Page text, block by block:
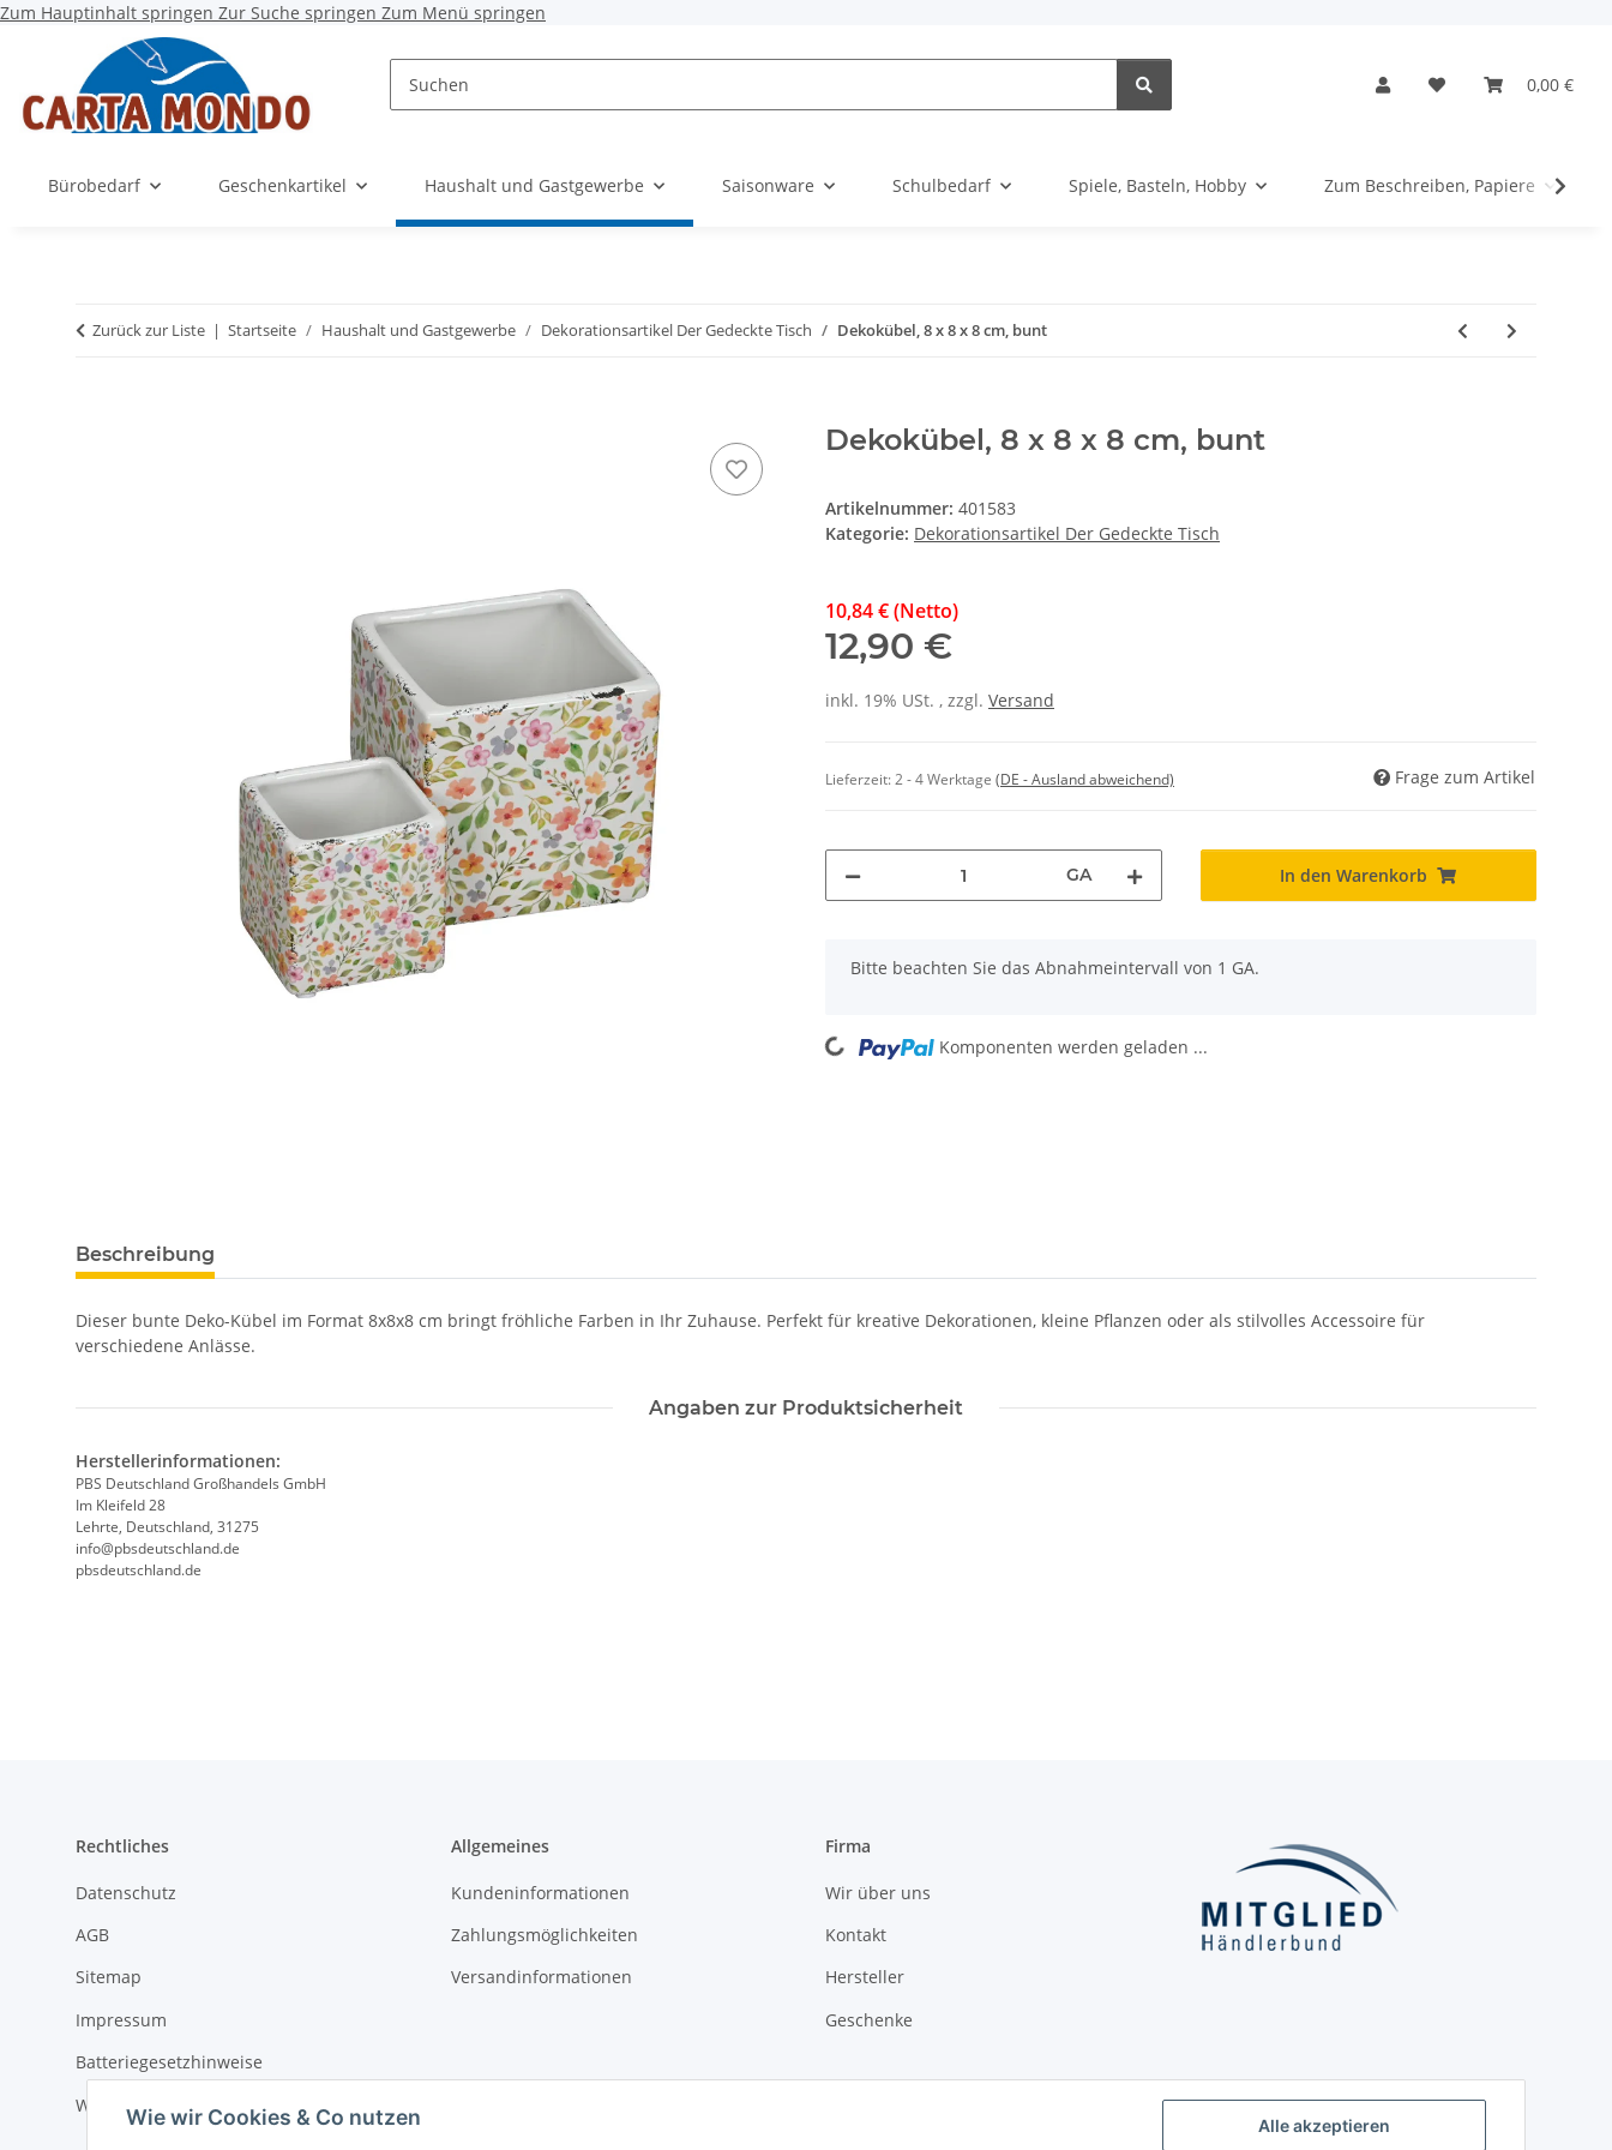
Zum Hauptinhalt springen Zur Suche springen Zum Menü springen
Alle akzeptieren
Wie wir Cookies & Co nutzen
0,00 €
Bürobedarf Geschenkartikel Haushalt und Gastgewerbe Saisonware Schulbedarf Spiele, Basteln, Hobby Zum Beschreiben, Papiere
Zurück zur Liste Startseite Haushalt und Gastgewerbe Dekorationsartikel Der Gedeckte Tisch Dekokübel, 8 x 8 x 8 cm, bunt
Dekokübel, 8 x 8 x 8 cm, bunt
Artikelnummer: 401583
Kategorie: Dekorationsartikel Der Gedeckte Tisch
10,84 € (Netto)
12,90 €
inkl. 19% USt. , zzgl. Versand
Lieferzeit:2 - 4 Werktage (DE - Ausland abweichend) Frage zum Artikel
GA In den Warenkorb
x
Bitte beachten Sie das Abnahmeintervall von 1 GA.
Loading... Komponenten werden geladen ...
Beschreibung
Dieser bunte Deko-Kübel im Format 8x8x8 cm bringt fröhliche Farben in Ihr Zuhause. Perfekt für kreative Dekorationen, kleine Pflanzen oder als stilvolles Accessoire für
verschiedene Anlässe.
Angaben zur Produktsicherheit
Herstellerinformationen:
PBS Deutschland Großhandels GmbH
Im Kleifeld 28
Lehrte, Deutschland, 31275
info@pbsdeutschland.de
pbsdeutschland.de
Rechtliches
Datenschutz
AGB
Sitemap
Impressum
Batteriegesetzhinweise
Widerrufsrecht
Allgemeines
Kundeninformationen
Zahlungsmöglichkeiten
Versandinformationen
Firma
Wir über uns
Kontakt
Hersteller
Geschenke